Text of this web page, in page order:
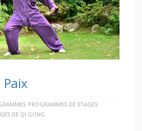
PROGRAMMES DE STAGES
DE QI GONG